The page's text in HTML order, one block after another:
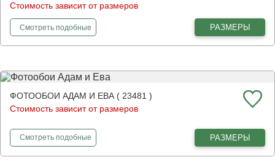
Стоимость зависит от размеров
Смотретьфотообои
подобные РАЗМЕРЫ
ФОТООБОИ АДАМ И ЕВА ( 23481 )
Стоимость зависит от размеров
Смотретьфотообои
подобные РАЗМЕРЫ